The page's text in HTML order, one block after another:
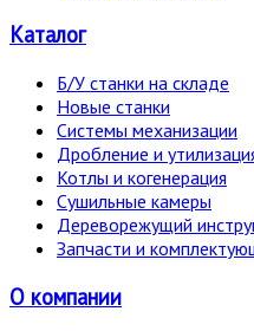
Каталог
Б/У станки на складе
Новые станки
Системы механизации
Дробление и
Котлы и когенерация
Сушильные камеры
Дереворежущий
Запчасти и
О компании